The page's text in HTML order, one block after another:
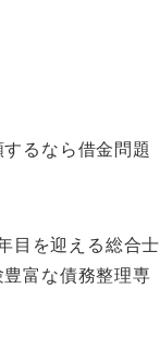
るなら借金問題
目を迎える総合士
富な債務整理専